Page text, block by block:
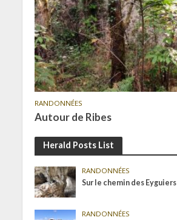
RANDONNÉES
Autour de Ribes
Herald Posts List
RANDONNÉES
Sur le chemin des Eyguiers
RANDONNÉES